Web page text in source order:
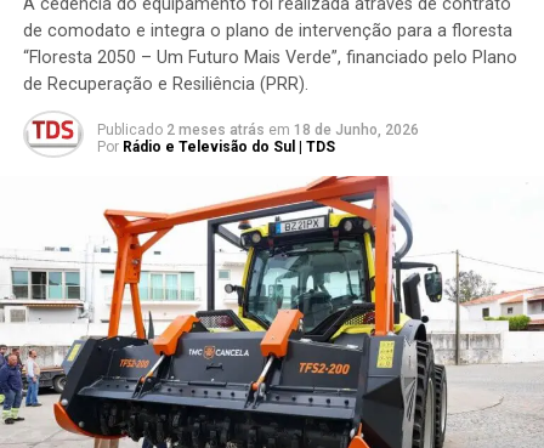
A cedência do equipamento foi realizada através de contrato
de comodato e integra o plano de intervenção para a floresta
“Floresta 2050 – Um Futuro Mais Verde”, financiado pelo Plano
de Recuperação e Resiliência (PRR).
Publicado 2 meses atrás em 18 de Junho, 2026
Por Rádio e Televisão do Sul | TDS